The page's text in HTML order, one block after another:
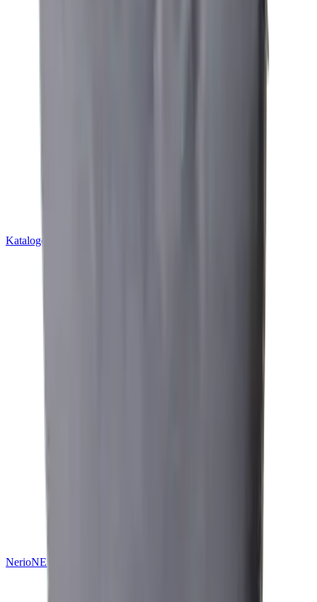
Kataloge
NerioNEU